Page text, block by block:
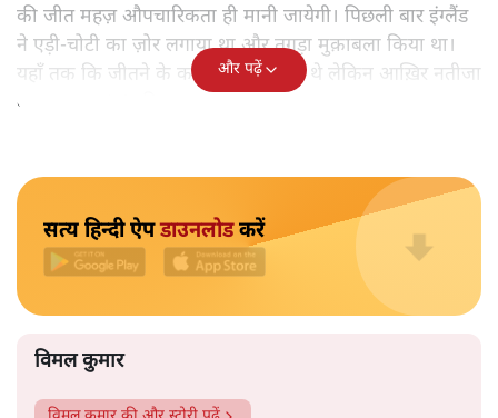
शुक्रवार यानी आज से चेन्नई में इंग्लैंड के ख़िलाफ़ टीम इंडिया का
घरेलू ज़मीं पर टेस्ट अभियान शुरू हो रहा है। लाल गेंद से 4 मैच
साथ बेहद मुश्किल हालात में अंजिक्य रहाणे की कप्तानी में टेस्ट
सीरीज़ जीतने के बाद इंग्लैंड जैसी टीम को घर में अगर पीट भी
दिया तो क्या? ये नतीजा मानकर ही चला जा रहा है। टीम इंडिया
की जीत महज़ औपचारिकता ही मानी जायेगी। पिछली बार इंग्लैंड
ने एड़ी-चोटी का ज़ोर लगाया था और तगड़ा मुक़ाबला किया था।
क्या रहा था 4-0 की हार।